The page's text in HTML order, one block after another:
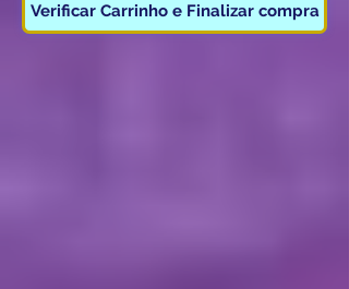
Verificar Carrinho e Finalizar compra